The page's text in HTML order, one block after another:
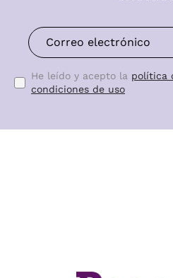
He leído y acepto la política
condiciones de uso